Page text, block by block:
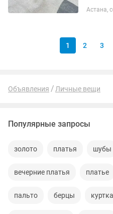
платье,
Астана,
1 2 3
Объявления Личные вещи
Популярные запросы
золото платья шубы
вечерние платья платье
пальто берцы куртка